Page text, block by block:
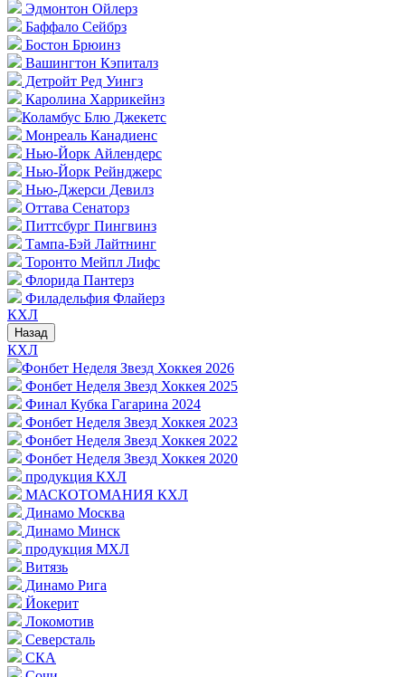
Эдмонтон Ойлерз
Баффало Сейбрз
Бостон Брюинз
Вашингтон Кэпиталз
Детройт Ред Уингз
Каролина Харрикейнз
Коламбус Блю Джекетс
Монреаль Канадиенс
Нью-Йорк Айлендерс
Нью-Йорк Рейнджерс
Нью-Джерси Девилз
Оттава Сенаторз
Питтсбург Пингвинз
Тампа-Бэй Лайтнинг
Торонто Мейпл Лифс
Флорида Пантерз
Филадельфия Флайерз
КХЛ
Назад
КХЛ
Фонбет Неделя Звезд Хоккея 2026
Фонбет Неделя Звезд Хоккея 2025
Финал Кубка Гагарина 2024
Фонбет Неделя Звезд Хоккея 2023
Фонбет Неделя Звезд Хоккея 2022
Фонбет Неделя Звезд Хоккея 2020
продукция КХЛ
МАСКОТОМАНИЯ КХЛ
Динамо Москва
Динамо Минск
продукция МХЛ
Витязь
Динамо Рига
Йокерит
Локомотив
Северсталь
СКА